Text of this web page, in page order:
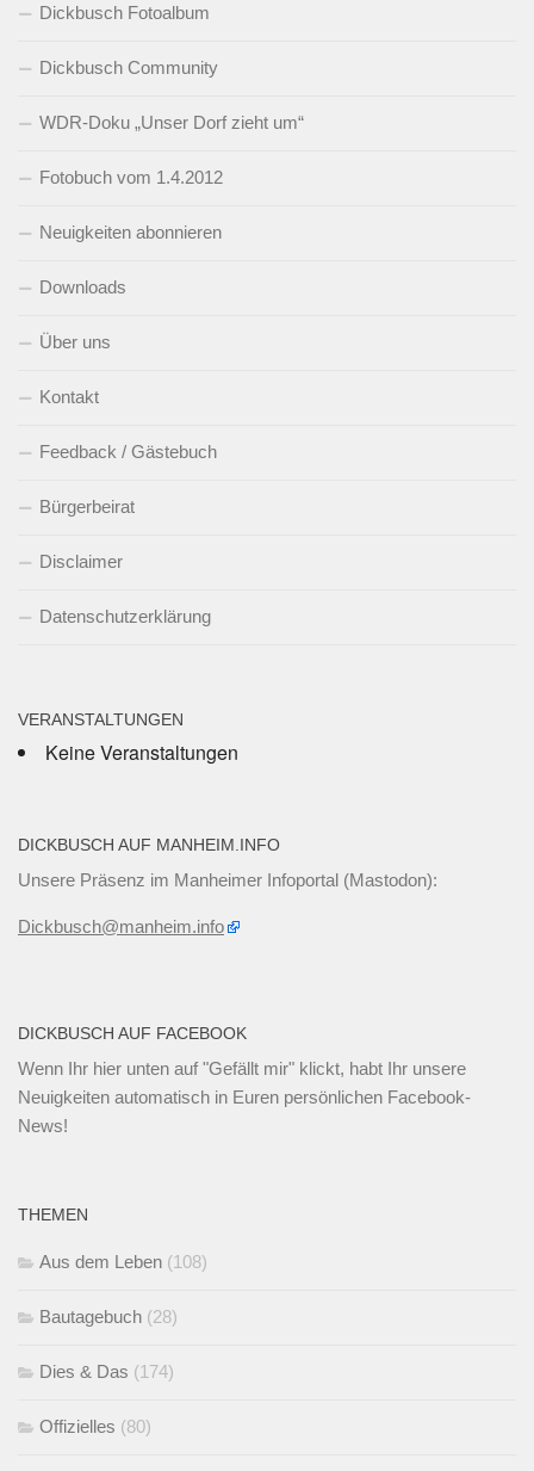
Dickbusch Fotoalbum
Dickbusch Community
WDR-Doku „Unser Dorf zieht um“
Fotobuch vom 1.4.2012
Neuigkeiten abonnieren
Downloads
Über uns
Kontakt
Feedback / Gästebuch
Bürgerbeirat
Disclaimer
Datenschutzerklärung
VERANSTALTUNGEN
Keine Veranstaltungen
DICKBUSCH AUF MANHEIM.INFO
Unsere Präsenz im Manheimer Infoportal (Mastodon):
Dickbusch@manheim.info
DICKBUSCH AUF FACEBOOK
Wenn Ihr hier unten auf "Gefällt mir" klickt, habt Ihr unsere
Neuigkeiten automatisch in Euren persönlichen Facebook-
News!
THEMEN
Aus dem Leben (108)
Bautagebuch (28)
Dies & Das (174)
Offizielles (80)